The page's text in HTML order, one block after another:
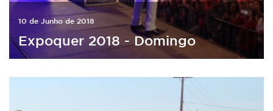
10 de Junho de 2018
Expoquer 2018 - Domingo